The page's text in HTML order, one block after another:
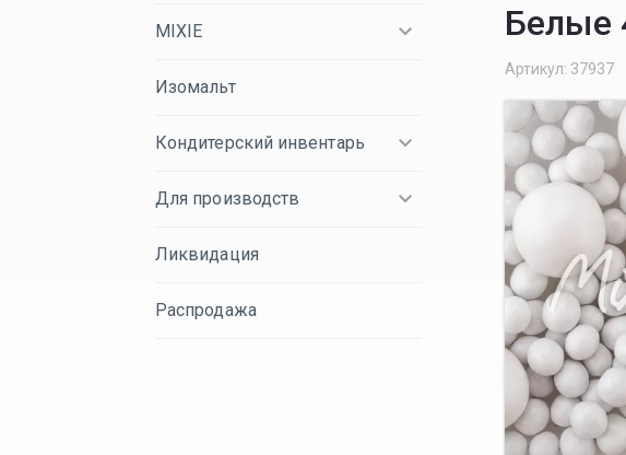
MIXIE
Изомальт
Кондитерский инвентарь
Для производств
Ликвидация
Распродажа
Белые
Артикул: 37937